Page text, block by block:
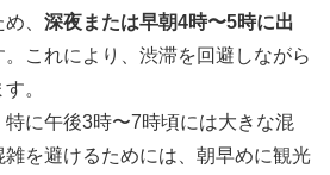
、 深夜または早朝4時〜5時に出
これにより、渋滞を回避しながら
。
に午後3時〜7時頃には大きな混
を避けるためには、朝早めに観光